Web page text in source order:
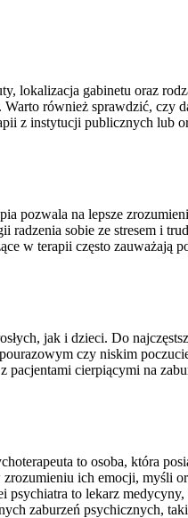
lokalizacja gabinetu oraz
również sprawdzić, czy
z instytucji publicznych lub
pozwala na lepsze
radzenia sobie ze stresem i
w terapii często zauważają
jak i dzieci. Do
czy niskim
cierpiącymi na
to osoba, która
ich emocji, myśli
to lekarz
zaburzeń psychicznych,